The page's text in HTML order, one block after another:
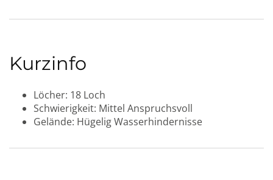
Kurzinfo
Löcher: 18 Loch
Schwierigkeit: Mittel Anspruchsvoll
Gelände: HügeligWasserhindernisse